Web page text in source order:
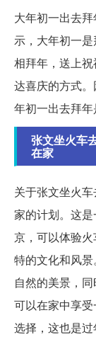
大年初一出去
示，大年初一
相拜年，送上
达喜庆的方式
年初一出去拜年
张文坐火车
在家
关于张文坐火
家的计划。这
京，可以体验
特的文化和风
自然的美景，
可以在家中享
选择，这也是过